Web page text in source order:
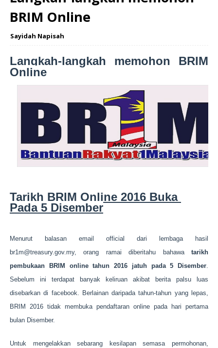
BRIM Online
Sayidah Napisah
Langkah-langkah memohon BRIM
Online
Tarikh BRIM Online 2016 Buka
Pada 5 Disember
Menurut balasan email official dari lembaga hasil
br1m@treasury.gov.my, orang ramai diberitahu bahawa tarikh
pembukaan BRIM online tahun 2016 jatuh pada 5 Disember.
Sebelum ini terdapat banyak keliruan akibat berita palsu luas
disebarkan di facebook. Berlainan daripada tahun-tahun yang lepas,
BRIM 2016 tidak membuka pendaftaran online pada hari pertama
bulan Disember.
Untuk mengelakkan sebarang kesilapan semasa permohonan,